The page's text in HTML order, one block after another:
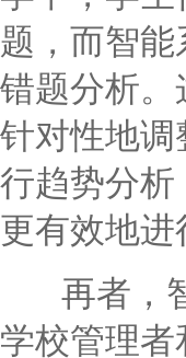
题，而智
错题分析
针对性地
行趋势分
更有效地进
再者，智
学校管理